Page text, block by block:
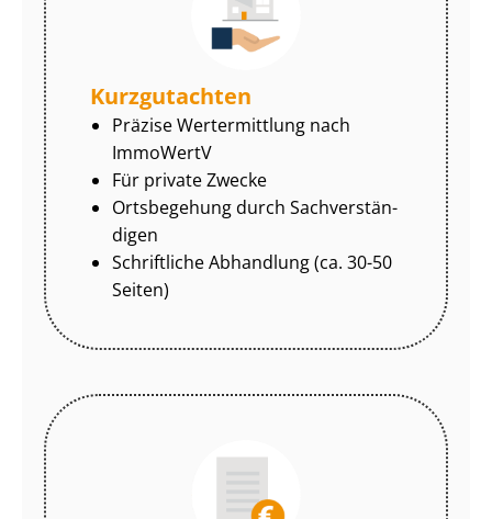
Kurzgutachten
Präzise Wertermittlung nach
ImmoWertV
Für private Zwecke
Ortsbegehung durch Sach­ver­stän­
di­gen
Schriftliche Abhandlung (ca. 30-50
Seiten)